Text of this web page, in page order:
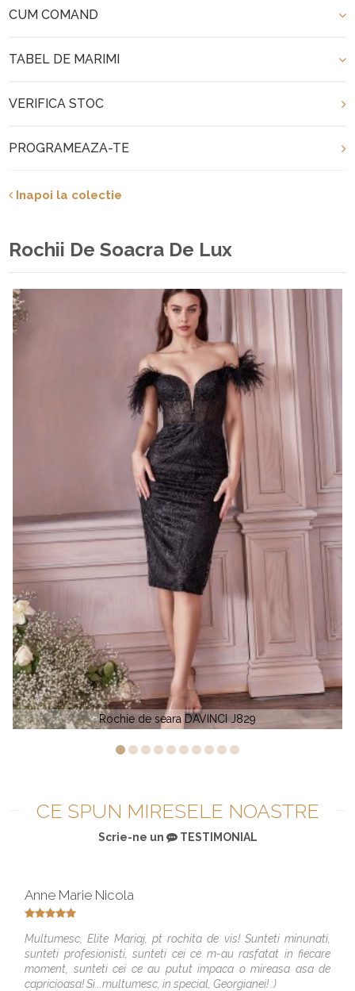
CUM COMAND
TABEL DE MARIMI
VERIFICA STOC
PROGRAMEAZA-TE
Inapoi la colectie
Rochii De Soacra De Lux
Rochie de soacra cu capa MGNY
CE SPUN MIRESELE NOASTRE
Scrie-ne un TESTIMONIAL
Anne Marie Nicola
Multumesc, Elite Mariaj, pt rochita de vis! Sunteti minunati,
sunteti profesionisti, sunteti cei ce m-au rasfatat in fiecare
moment, sunteti cei ce au putut impaca o mireasa asa de
capricioasa! Si...multumesc, in special, Georgianei! :)